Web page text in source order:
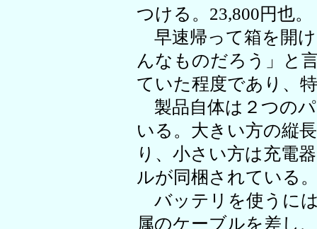
つける。23,800円也。
早速帰って箱を開
んなものだろう」と
ていた程度であり、
製品自体は２つの
いる。大きい方の縦
り、小さい方は充電
ルが同梱されている
バッテリを使うに
属のケーブルを差し